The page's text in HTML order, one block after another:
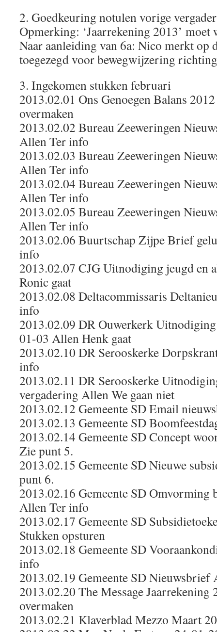
2. Goedkeuring notulen vorige
Opmerking: ‘Jaarrekening 2013’ moet
Naar aanleiding van 6a: Nico merkt op
toegezegd voor bewegwijzering
3. Ingekomen stukken februari
2013.02.01 Ons Genoegen Balans
overmaken
2013.02.02 Bureau Zeeweringen
Allen Ter info
2013.02.03 Bureau Zeeweringen
Allen Ter info
2013.02.04 Bureau Zeeweringen
Allen Ter info
2013.02.05 Bureau Zeeweringen
Allen Ter info
2013.02.06 Buurtschap Zijpe Brief
info
2013.02.07 CJG Uitnodiging jeugd en
Ronic gaat
2013.02.08 Deltacommissaris
info
2013.02.09 DR Ouwerkerk
01-03 Allen Henk gaat
2013.02.10 DR Serooskerke
info
2013.02.11 DR Serooskerke
vergadering Allen We gaan niet
2013.02.12 Gemeente SD Email
2013.02.13 Gemeente SD
2013.02.14 Gemeente SD Concept
Zie punt 5.
2013.02.15 Gemeente SD Nieuwe
punt 6.
2013.02.16 Gemeente SD Omvorming
Allen Ter info
2013.02.17 Gemeente SD
Stukken opsturen
2013.02.18 Gemeente SD
info
2013.02.19 Gemeente SD
2013.02.20 The Message Jaarrekening
overmaken
2013.02.21 Klaverblad Mezzo Maart